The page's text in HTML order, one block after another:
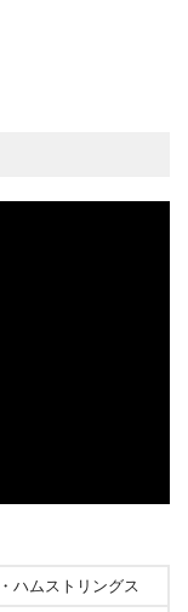
ハムストリングス